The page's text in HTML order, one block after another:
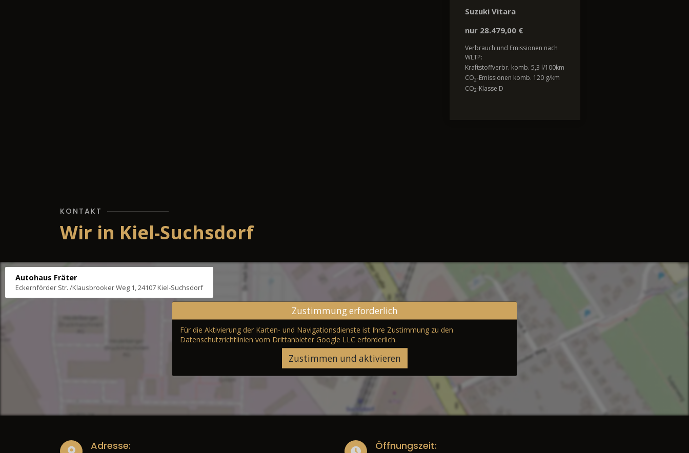
Suzuki Vitara
nur 28.479,00 €
Verbrauch und Emissionen nach
WLTP:
Kraftstoffverbr. komb. 5,3 l/100km
CO2-Emissionen komb. 120 g/km
CO2-Klasse D
KONTAKT
Wir in Kiel-Suchsdorf
Autohaus Fräter
Eckernförder Str. /Klausbrooker Weg 1, 24107 Kiel-Suchsdorf
Zustimmung erforderlich
Für die Aktivierung der Karten- und Navigationsdienste ist Ihre Zustimmung zu den
Datenschutzrichtlinien vom Drittanbieter Google LLC erforderlich.
Zustimmen und aktivieren
Adresse: Öffnungszeit: